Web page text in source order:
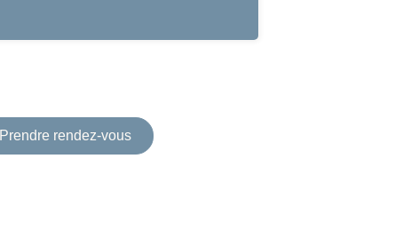
Prendre rendez-vous